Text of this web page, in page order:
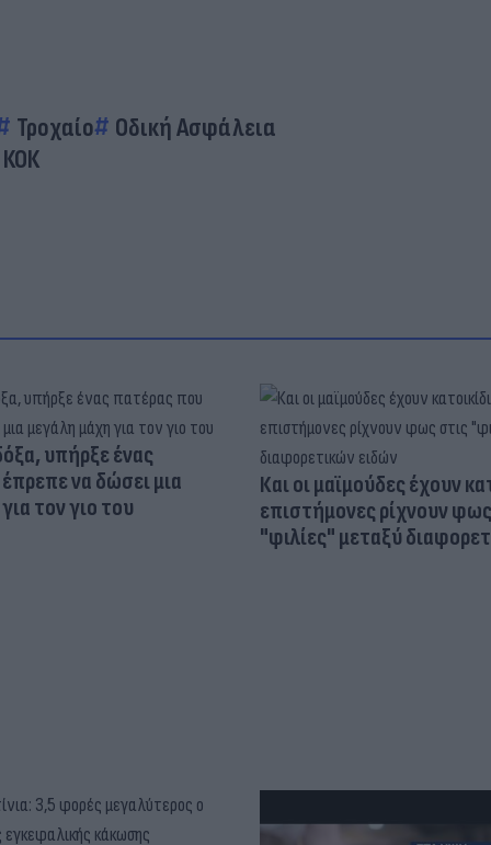
Τροχαίο
Οδική Ασφάλεια
υπήρξε ένας
να δώσει μια
τον γιο του
Και οι μαϊμούδες έχουν
επιστήμονες ρίχνουν
"φιλίες" μεταξύ